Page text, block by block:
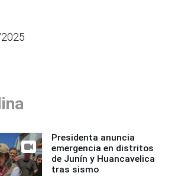
Presidenta anuncia
emergencia en distritos
de Junín y Huancavelica
tras sismo